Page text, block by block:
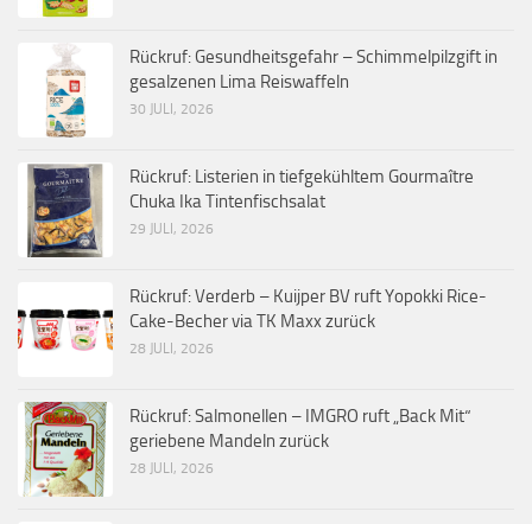
Rückruf: Gesundheitsgefahr – Schimmelpilzgift in
gesalzenen Lima Reiswaffeln
30 JULI, 2026
Rückruf: Listerien in tiefgekühltem Gourmaître
Chuka Ika Tintenfischsalat
29 JULI, 2026
Rückruf: Verderb – Kuijper BV ruft Yopokki Rice-
Cake-Becher via TK Maxx zurück
28 JULI, 2026
Rückruf: Salmonellen – IMGRO ruft „Back Mit“
geriebene Mandeln zurück
28 JULI, 2026